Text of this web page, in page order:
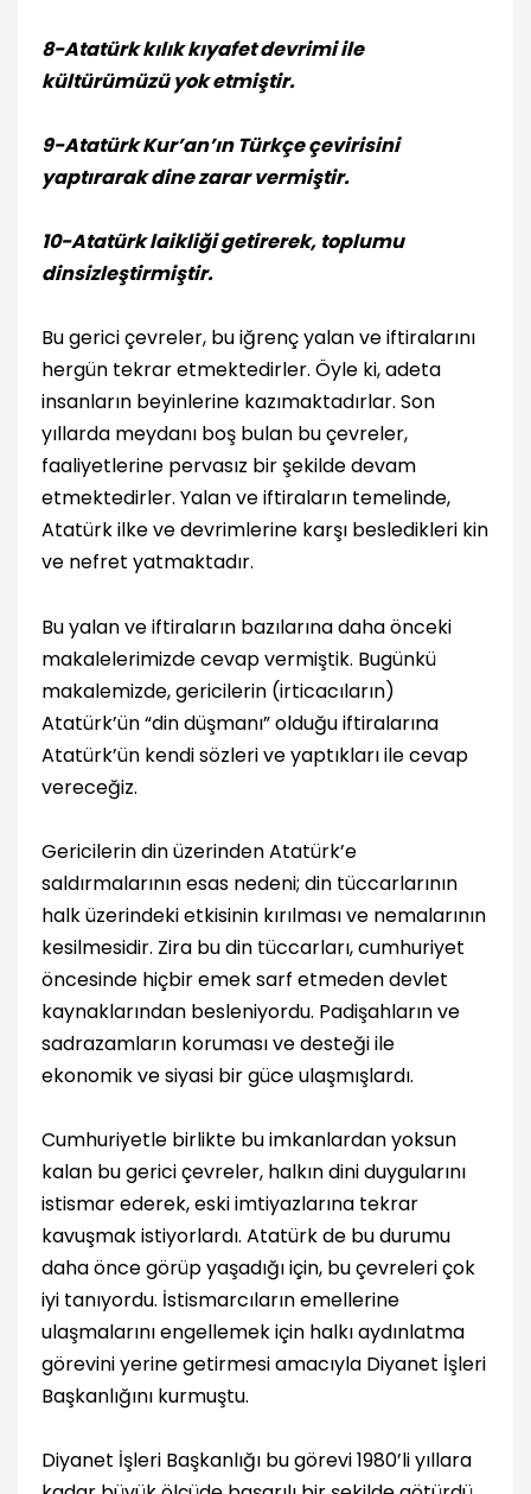
8-Atatürk kılık kıyafet devrimi ile
kültürümüzü yok etmiştir.
9-Atatürk Kur’an’ın Türkçe çevirisini
yaptırarak dine zarar vermiştir.
10-Atatürk laikliği getirerek, toplumu
dinsizleştirmiştir.
Bu gerici çevreler, bu iğrenç yalan ve iftiralarını
hergün tekrar etmektedirler. Öyle ki, adeta
insanların beyinlerine kazımaktadırlar. Son
yıllarda meydanı boş bulan bu çevreler,
faaliyetlerine pervasız bir şekilde devam
etmektedirler. Yalan ve iftiraların temelinde,
Atatürk ilke ve devrimlerine karşı besledikleri kin
ve nefret yatmaktadır.
Bu yalan ve iftiraların bazılarına daha önceki
makalelerimizde cevap vermiştik. Bugünkü
makalemizde, gericilerin (irticacıların)
Atatürk’ün “din düşmanı” olduğu iftiralarına
Atatürk’ün kendi sözleri ve yaptıkları ile cevap
vereceğiz.
Gericilerin din üzerinden Atatürk’e
saldırmalarının esas nedeni; din tüccarlarının
halk üzerindeki etkisinin kırılması ve nemalarının
kesilmesidir. Zira bu din tüccarları, cumhuriyet
öncesinde hiçbir emek sarf etmeden devlet
kaynaklarından besleniyordu. Padişahların ve
sadrazamların koruması ve desteği ile
ekonomik ve siyasi bir güce ulaşmışlardı.
Cumhuriyetle birlikte bu imkanlardan yoksun
kalan bu gerici çevreler, halkın dini duygularını
istismar ederek, eski imtiyazlarına tekrar
kavuşmak istiyorlardı. Atatürk de bu durumu
daha önce görüp yaşadığı için, bu çevreleri çok
iyi tanıyordu. İstismarcıların emellerine
ulaşmalarını engellemek için halkı aydınlatma
görevini yerine getirmesi amacıyla Diyanet İşleri
Başkanlığını kurmuştu.
Diyanet İşleri Başkanlığı bu görevi 1980’li yıllara